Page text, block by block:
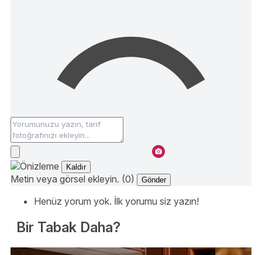
Kaldır
Metin veya görsel ekleyin. (0) Gönder
Henüz yorum yok. İlk yorumu siz yazın!
Bir Tabak Daha?